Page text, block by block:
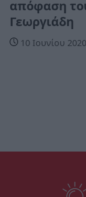
απόφαση
Γεωργιάδη
10 Ιουνίου